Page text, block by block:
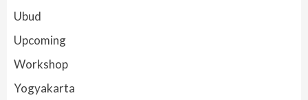
Ubud
Upcoming
Workshop
Yogyakarta